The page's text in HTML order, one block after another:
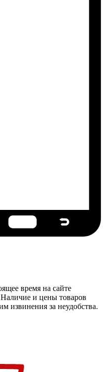
время на сайте
и цены товаров
извинения за неудобства.